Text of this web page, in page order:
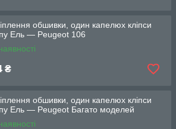
обшивки, один капелюх кліпси
Ель — Peugeot 106
₴
обшивки, один капелюх кліпси
Ель — Peugeot Багато моделей